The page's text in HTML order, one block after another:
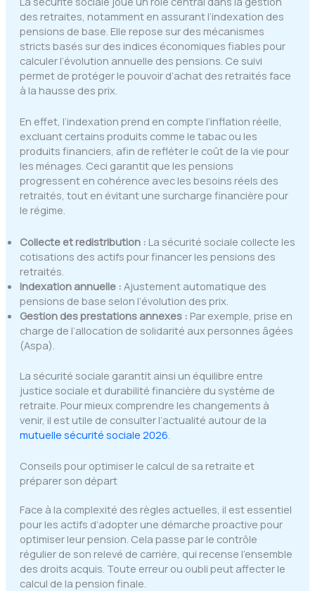
des retraites, notamment en assurant l’indexation des
pensions de base. Elle repose sur des mécanismes
stricts basés sur des indices économiques fiables pour
calculer l’évolution annuelle des pensions. Ce suivi
permet de protéger le pouvoir d’achat des retraités face
à la hausse des prix.
En effet, l’indexation prend en compte l’inflation réelle,
excluant certains produits comme le tabac ou les
produits financiers, afin de refléter le coût de la vie pour
les ménages. Ceci garantit que les pensions
progressent en cohérence avec les besoins réels des
retraités, tout en évitant une surcharge financière pour
le régime.
Collecte et redistribution : La sécurité sociale collecte les
cotisations des actifs pour financer les pensions des
retraités.
Indexation annuelle : Ajustement automatique des
pensions de base selon l’évolution des prix.
Gestion des prestations annexes : Par exemple, prise en
charge de l’allocation de solidarité aux personnes âgées
(Aspa).
La sécurité sociale garantit ainsi un équilibre entre
justice sociale et durabilité financière du système de
retraite. Pour mieux comprendre les changements à
venir, il est utile de consulter l’actualité autour de la
mutuelle sécurité sociale 2026
Conseils pour optimiser le calcul de sa retraite et
préparer son départ
Face à la complexité des règles actuelles, il est essentiel
pour les actifs d’adopter une démarche proactive pour
optimiser leur pension. Cela passe par le contrôle
régulier de son relevé de carrière, qui recense l’ensemble
des droits acquis. Toute erreur ou oubli peut affecter le
calcul de la pension finale.